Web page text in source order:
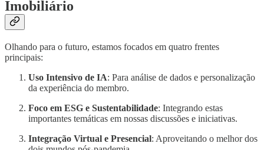
Imobiliário
Olhando para o futuro, estamos focados em quatro frentes
principais:
Uso Intensivo de IA: Para análise de dados e personalização
da experiência do membro.
Foco em ESG e Sustentabilidade: Integrando estas
importantes temáticas em nossas discussões e iniciativas.
Integração Virtual e Presencial: Aproveitando o melhor dos